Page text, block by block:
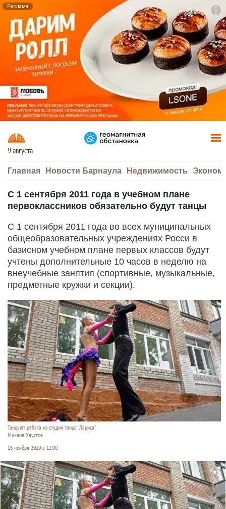
Реклама
9 августа
Главная Новости Барнаула Недвижимость
С 1 сентября 2011 года в учебном плане
первоклассников обязательно будут танцы
С 1 сентября 2011 года во всех муниципальных
общеобразовательных учреждениях Росси в
базисном учебном плане первых классов будут
учтены дополнительные 10 часов в неделю на
внеучебные занятия (спортивные, музыкальные,
предметные кружки и секции).
Танцуют ребята из студии танца "Лариса".
Михаил Хаустов
16 ноября 2010 в 12:00